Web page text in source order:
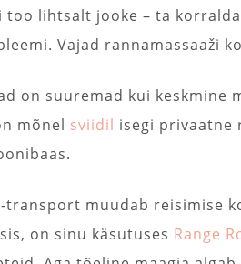
too lihtsalt jooke – ta
Vajad rannamassaaži
on suuremad kui keskmine
mõnel sviidil isegi privaatne
transport muudab reisimise
on sinu käsutuses Range